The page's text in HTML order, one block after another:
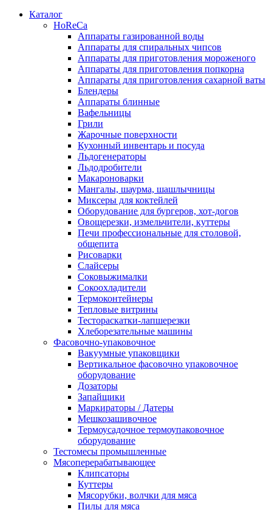
Каталог
HoReCa
Аппараты газированной воды
Аппараты для спиральных чипсов
Аппараты для приготовления мороженого
Аппараты для приготовления попкорна
Аппараты для приготовления сахарной ваты
Блендеры
Аппараты блинные
Вафельницы
Грили
Жарочные поверхности
Кухонный инвентарь и посуда
Льдогенераторы
Льдодробители
Макароноварки
Мангалы, шаурма, шашлычницы
Миксеры для коктейлей
Оборудование для бургеров, хот-догов
Овощерезки, измельчители, куттеры
Печи профессиональные для столовой,
общепита
Рисоварки
Слайсеры
Соковыжималки
Сокоохладители
Термоконтейнеры
Тепловые витрины
Тестораскатки-лапшерезки
Хлеборезательные машины
Фасовочно-упаковочное
Вакуумные упаковщики
Вертикальное фасовочно упаковочное
оборудование
Дозаторы
Запайщики
Маркираторы / Датеры
Мешкозашивочное
Термоусадочное термоупаковочное
оборудование
Тестомесы промышленные
Мясоперерабатывающее
Клипсаторы
Куттеры
Мясорубки, волчки для мяса
Пилы для мяса